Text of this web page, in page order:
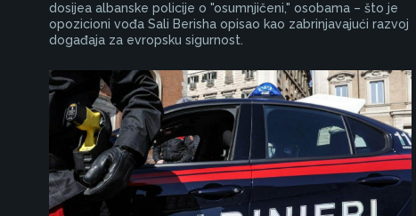
dosijea albanske policije o "osumnjičeni," osobama – što je
opozicioni vođa Sali Berisha opisao kao zabrinjavajući razvoj
događaja za evropsku sigurnost.